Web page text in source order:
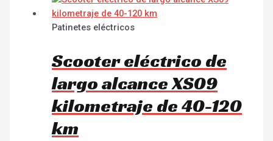
Patinetes eléctricos
Scooter eléctrico de
largo alcance XS09
kilometraje de 40-120
km